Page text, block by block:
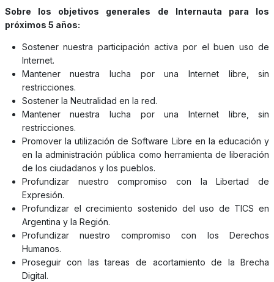
Sobre los objetivos generales de Internauta para los
próximos 5 años:
Sostener nuestra participación activa por el buen uso de
Internet.
Mantener nuestra lucha por una Internet libre, sin
restricciones.
Sostener la Neutralidad en la red.
Mantener nuestra lucha por una Internet libre, sin
restricciones.
Promover la utilización de Software Libre en la educación y
en la administración pública como herramienta de liberación
de los ciudadanos y los pueblos.
Profundizar nuestro compromiso con la Libertad de
Expresión.
Profundizar el crecimiento sostenido del uso de TICS en
Argentina y la Región.
Profundizar nuestro compromiso con los Derechos
Humanos.
Proseguir con las tareas de acortamiento de la Brecha
Digital.